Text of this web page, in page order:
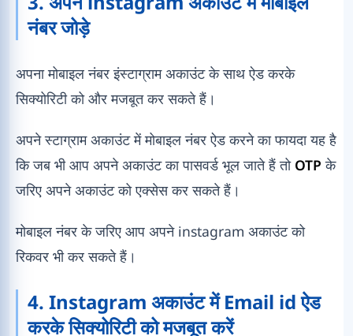
नंबर जोड़े
अपना मोबाइल नंबर इंस्टाग्राम अकाउंट के साथ ऐड करके
सिक्योरिटी को और मजबूत कर सकते हैं।
अपने स्टाग्राम अकाउंट में मोबाइल नंबर ऐड करने का फायदा यह है
कि जब भी आप अपने अकाउंट का पासवर्ड भूल जाते हैं तो OTPके
जरिए अपने अकाउंट को एक्सेस कर सकते हैं।
मोबाइल नंबर के जरिए आप अपने instagram अकाउंट को
रिकवर भी कर सकते हैं।
4. Instagram अकाउंट में Email id ऐड
करके सिक्योरिटी को मजबूत करें